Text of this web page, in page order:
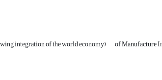
integration of the world economy) of Manufacture